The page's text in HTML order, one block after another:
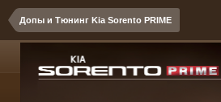
Допы и Тюнинг Kia Sorento PRIME